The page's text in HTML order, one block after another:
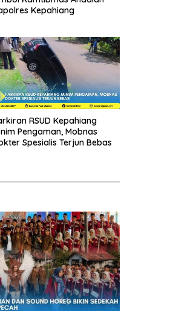
Kepahiang
RSUD Kepahiang
Pengaman, Mobnas
Spesialis Terjun Bebas